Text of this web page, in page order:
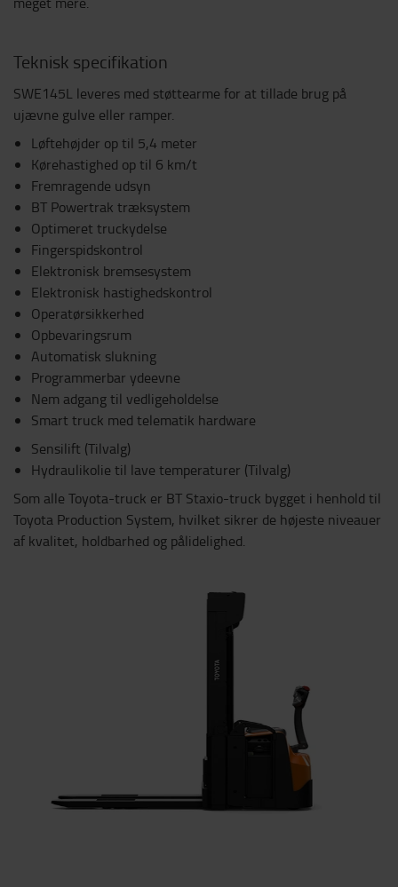
Teknisk specifikation
SWE145L leveres med støttearme for at tillade brug på
ujævne gulve eller ramper.
Løftehøjder op til 5,4 meter
Kørehastighed op til 6 km/t
Fremragende udsyn
BT Powertrak træksystem
Optimeret truckydelse
Fingerspidskontrol
Elektronisk bremsesystem
Elektronisk hastighedskontrol
Operatørsikkerhed
Opbevaringsrum
Automatisk slukning
Programmerbar ydeevne
Nem adgang til vedligeholdelse
Smart truck med telematik hardware
Sensilift (Tilvalg)
Hydraulikolie til lave temperaturer (Tilvalg)
Som alle Toyota-truck er BT Staxio-truck bygget i henhold til
Toyota Production System, hvilket sikrer de højeste niveauer
af kvalitet, holdbarhed og pålidelighed.